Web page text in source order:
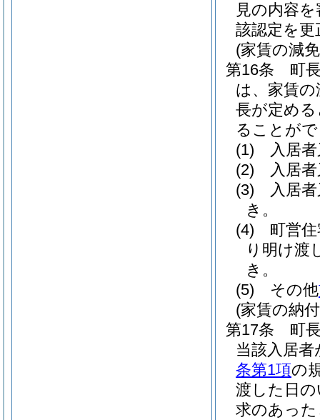
見の内容
該認定を
(家賃の減
第16条
町
は、家賃
長が定め
ることが
(1)
入居
(2)
入居
(3)
入居
き。
(4)
町営
り明け渡
き。
(5)
その他
(家賃の納
第17条
町
当該入居
条第1項の
渡した日
求のあっ